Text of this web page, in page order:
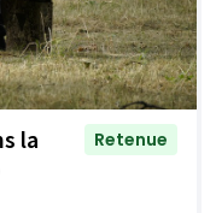
la
Retenue